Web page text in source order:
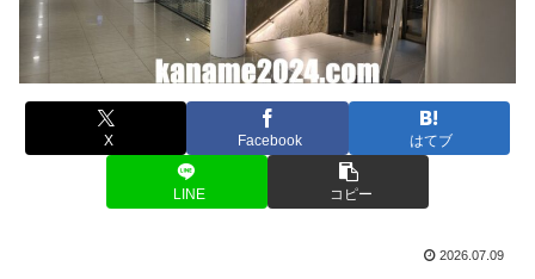
X Facebook はてブ
LINE コピー
2026.07.09